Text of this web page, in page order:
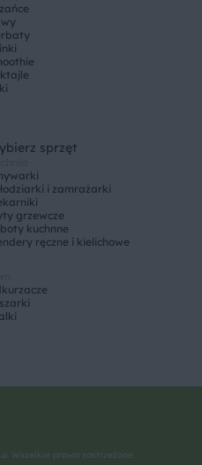
sprzęt
i zamrażarki
grzewcze
kuchnne
ręczne i kielichowe
Wszelkie prawa zastrzeżone.